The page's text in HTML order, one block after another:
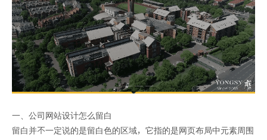
一、公司网站设计怎么留白
留白并不一定说的是留白色的区域，它指的是网页布局中元素周围